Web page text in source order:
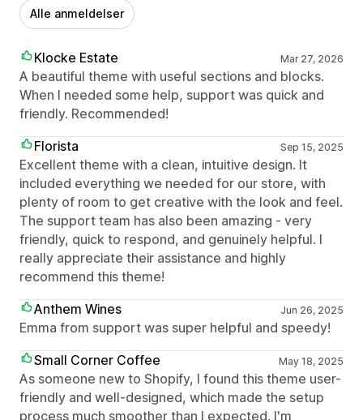
Alle anmeldelser
Klocke Estate Mar 27, 2026
A beautiful theme with useful sections and blocks.
When I needed some help, support was quick and
friendly. Recommended!
Florista
Sep 15, 2025
Excellent theme with a clean, intuitive design. It
included everything we needed for our store, with
plenty of room to get creative with the look and feel.
The support team has also been amazing - very
friendly, quick to respond, and genuinely helpful. I
really appreciate their assistance and highly
recommend this theme!
Anthem Wines
Jun 26, 2025
Emma from support was super helpful and speedy!
Small Corner Coffee
May 18, 2025
As someone new to Shopify, I found this theme user-
friendly and well-designed, which made the setup
process much smoother than I expected. I'm